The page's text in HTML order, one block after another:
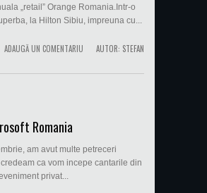
„retail” Orange Romania.Intr-o
la Hilton Sibiu, impreuna cu...
ADAUGĂ UN COMENTARIU AUTOR: STEFAN
Romania
am avut multe petreceri
ca vom incepe cantarile din
privat...